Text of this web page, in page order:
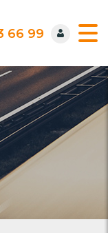
66 99